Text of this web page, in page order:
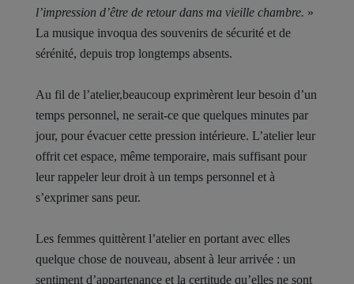
l’impression d’être de retour dans ma vieille chambre. »
La musique invoqua des souvenirs de sécurité et de
sérénité, depuis trop longtemps absents.
Au fil de l’atelier,beaucoup exprimèrent leur besoin d’un
temps personnel, ne serait-ce que quelques minutes par
jour, pour évacuer cette pression intérieure. L’atelier leur
offrit cet espace, même temporaire, mais suffisant pour
leur rappeler leur droit à un temps personnel et à
s’exprimer sans peur.
Les femmes quittèrent l’atelier en portant avec elles
quelque chose de nouveau, absent à leur arrivée : un
sentiment d’appartenance et la certitude qu’elles ne sont